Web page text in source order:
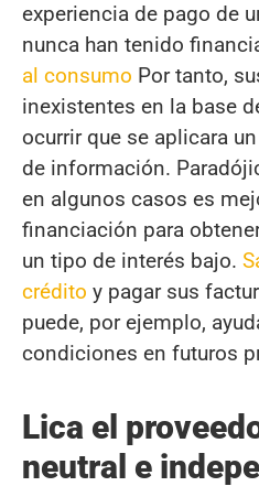
experiencia de pago de
nunca han tenido
al consumo Por tanto,
inexistentes en la base
ocurrir que se aplicara
de información.
en algunos casos es
financiación para
un tipo de interés bajo.
crédito y pagar sus
puede, por ejemplo,
condiciones en futuros
Lica el
neutral e